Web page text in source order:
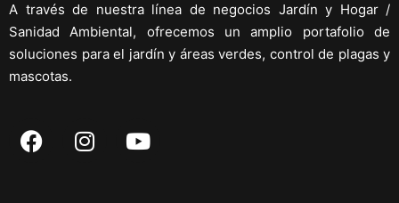
A través de nuestra línea de negocios Jardín y Hogar /
Sanidad Ambiental, ofrecemos un amplio portafolio de
soluciones para el jardín y áreas verdes, control de plagas y
mascotas.